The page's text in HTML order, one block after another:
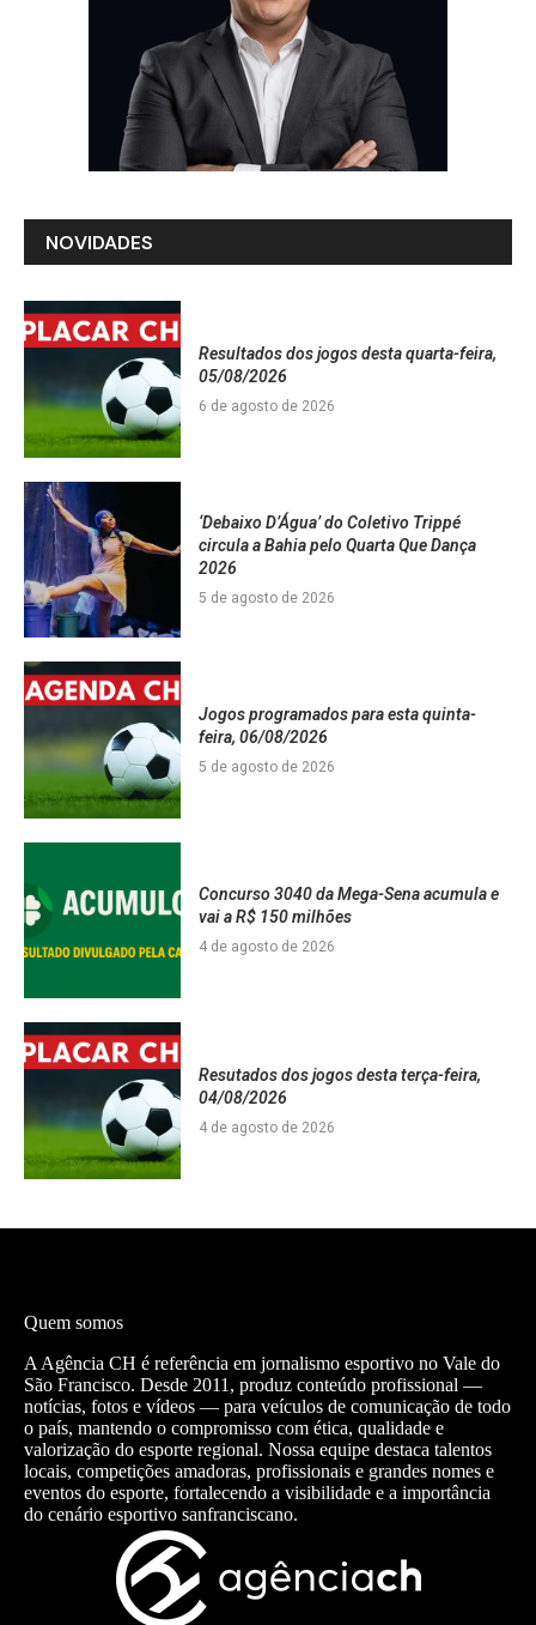
NOVIDADES
Resultados dos jogos desta quarta-feira,
05/08/2026
6 de agosto de 2026
‘Debaixo D’Água’ do Coletivo Trippé
circula a Bahia pelo Quarta Que Dança
2026
5 de agosto de 2026
Jogos programados para esta quinta-
feira, 06/08/2026
5 de agosto de 2026
Concurso 3040 da Mega-Sena acumula e
vai a R$ 150 milhões
4 de agosto de 2026
Resutados dos jogos desta terça-feira,
04/08/2026
4 de agosto de 2026
Quem somos
A Agência CH é referência em jornalismo esportivo no Vale do
São Francisco. Desde 2011, produz conteúdo profissional —
notícias, fotos e vídeos — para veículos de comunicação de todo
o país, mantendo o compromisso com ética, qualidade e
valorização do esporte regional. Nossa equipe destaca talentos
locais, competições amadoras, profissionais e grandes nomes e
eventos do esporte, fortalecendo a visibilidade e a importância
do cenário esportivo sanfranciscano.